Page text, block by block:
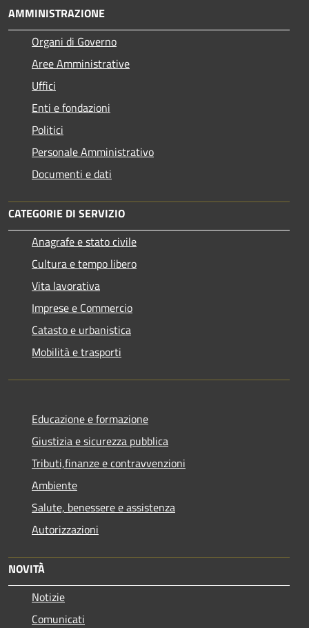
AMMINISTRAZIONE
Organi di Governo
Aree Amministrative
Uffici
Enti e fondazioni
Politici
Personale Amministrativo
Documenti e dati
CATEGORIE DI SERVIZIO
Anagrafe e stato civile
Cultura e tempo libero
Vita lavorativa
Imprese e Commercio
Catasto e urbanistica
Mobilità e trasporti
Educazione e formazione
Giustizia e sicurezza pubblica
Tributi,finanze e contravvenzioni
Ambiente
Salute, benessere e assistenza
Autorizzazioni
NOVITÀ
Notizie
Comunicati